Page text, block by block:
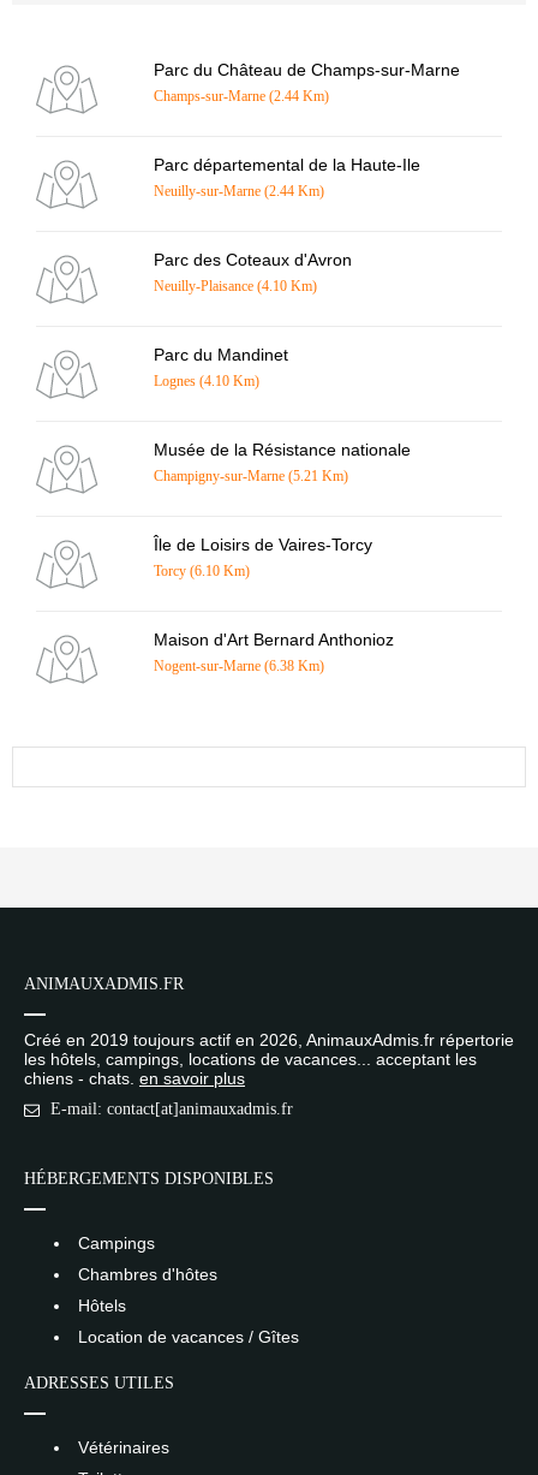
Parc du Château de Champs-sur-Marne
Champs-sur-Marne (2.44 Km)
Parc départemental de la Haute-Ile
Neuilly-sur-Marne (2.44 Km)
Parc des Coteaux d'Avron
Neuilly-Plaisance (4.10 Km)
Parc du Mandinet
Lognes (4.10 Km)
Musée de la Résistance nationale
Champigny-sur-Marne (5.21 Km)
Île de Loisirs de Vaires-Torcy
Torcy (6.10 Km)
Maison d'Art Bernard Anthonioz
Nogent-sur-Marne (6.38 Km)
ANIMAUXADMIS.FR
Créé en 2019 toujours actif en 2026, AnimauxAdmis.fr répertorie
les hôtels, campings, locations de vacances... acceptant les
chiens - chats. en savoir plus
E-mail: contact[at]animauxadmis.fr
HÉBERGEMENTS DISPONIBLES
Campings
Chambres d'hôtes
Hôtels
Location de vacances / Gîtes
ADRESSES UTILES
Vétérinaires